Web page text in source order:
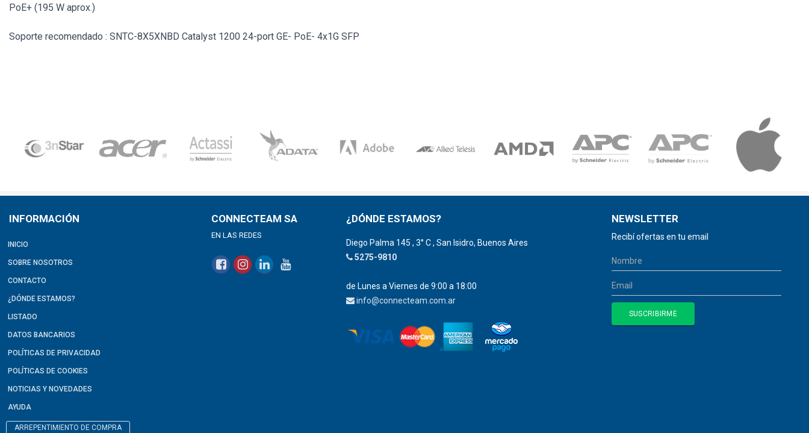
PoE+ (195 W aprox.)
Soporte recomendado : SNTC-8X5XNBD Catalyst 1200 24-port GE- PoE- 4x1G SFP
INFORMACIÓN
INICIO
SOBRE NOSOTROS
CONTACTO
¿DÓNDE ESTAMOS?
LISTADO
DATOS BANCARIOS
POLÍTICAS DE PRIVACIDAD
POLÍTICAS DE COOKIES
NOTICIAS Y NOVEDADES
AYUDA
ARREPENTIMIENTO DE COMPRA
CONNECTEAM SA
EN LAS REDES
¿DÓNDE ESTAMOS?
Diego Palma 145 , 3° C , San Isidro, Buenos Aires
5275-9810
de Lunes a Viernes de 9:00 a 18:00
info@connecteam.com.ar
NEWSLETTER
Recibí ofertas en tu email